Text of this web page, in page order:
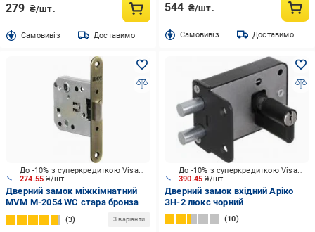
279 ₴/шт.
Cамовивіз Доставимо
544 ₴/шт.
Cамовивіз Доставимо
274.55₴/шт.
До -10% з суперкредиткою Visa Вигода
Дверний замок міжкімнатний
MVM M-2054 WC стара бронза
3 3 варіанти
390.45₴/шт.
До -10% з суперкредиткою Visa Вигода
Дверний замок вхідний Аріко
ЗН-2 люкс чорний
10